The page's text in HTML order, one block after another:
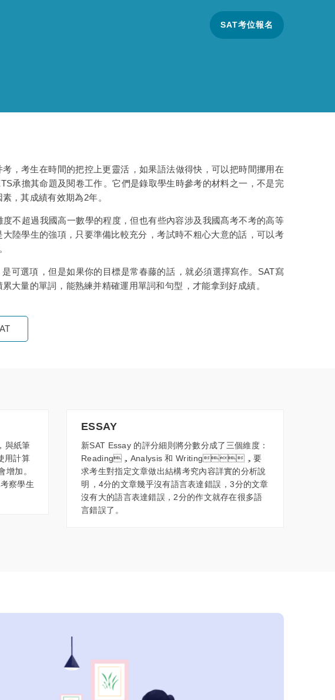
SAT考位報名
，考生在時間的把控上更靈活，如果語法做得快，可以把時間挪用在
由ETS承擔其命題及閱卷工作。它們是錄取學生時參考的材料之一，不是完
，其成績有效期為2年。
度不超過我國高一數學的程度，但也有些內容涉及我國髙考不考的高等
大陸學生的強項，只要準備比較充分，考試時不粗心大意的話，可以考
可選項，但是如果你的目標是常春藤的話，就必須選擇寫作。SAT寫
量的單詞，能熟練并精確運用單詞和句型，才能拿到好成績。
與紙筆
用計算
。
察學生
ESSAY
新SAT Essay 的評分細則將分數分成了三個維度：
Reading，Analysis 和 Writing，要
求考生對指定文章做出結構考究內容詳實的分析說
明，4分的文章幾乎沒有語言表達錯誤，3分的文章
沒有大的語言表達錯誤，2分的作文就存在很多語
言錯誤了。